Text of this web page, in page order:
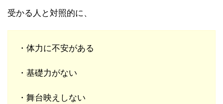
受かる人と対照的に、
・体力に不安がある
・基礎力がない
・舞台映えしない